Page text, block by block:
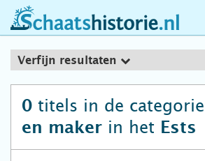
schaatshistorie.nl
Verfijn resultaten
0 titels in de categorie
en maker in het Ests